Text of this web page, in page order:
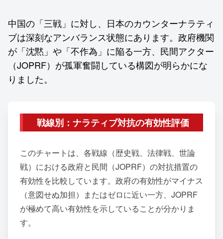
中国の「三戦」に対し、日本のカウンターナラティ
ブは深刻なアンバランス状態にあります。政府機関
が「沈黙」や「不作為」に陥る一方、民間アクター
（JOPRF）が孤軍奮闘している構図が明らかにな
りました。
戦線別：ナラティブ対抗の有効性評価
このチャートは、各戦線（歴史戦、法律戦、世論
戦）における政府と民間（JOPRF）の対抗措置の
有効性を比較しています。政府の有効性がマイナス
（意図せぬ加担）またはゼロに近い一方、JOPRF
が極めて高い有効性を示していることが分かりま
す。